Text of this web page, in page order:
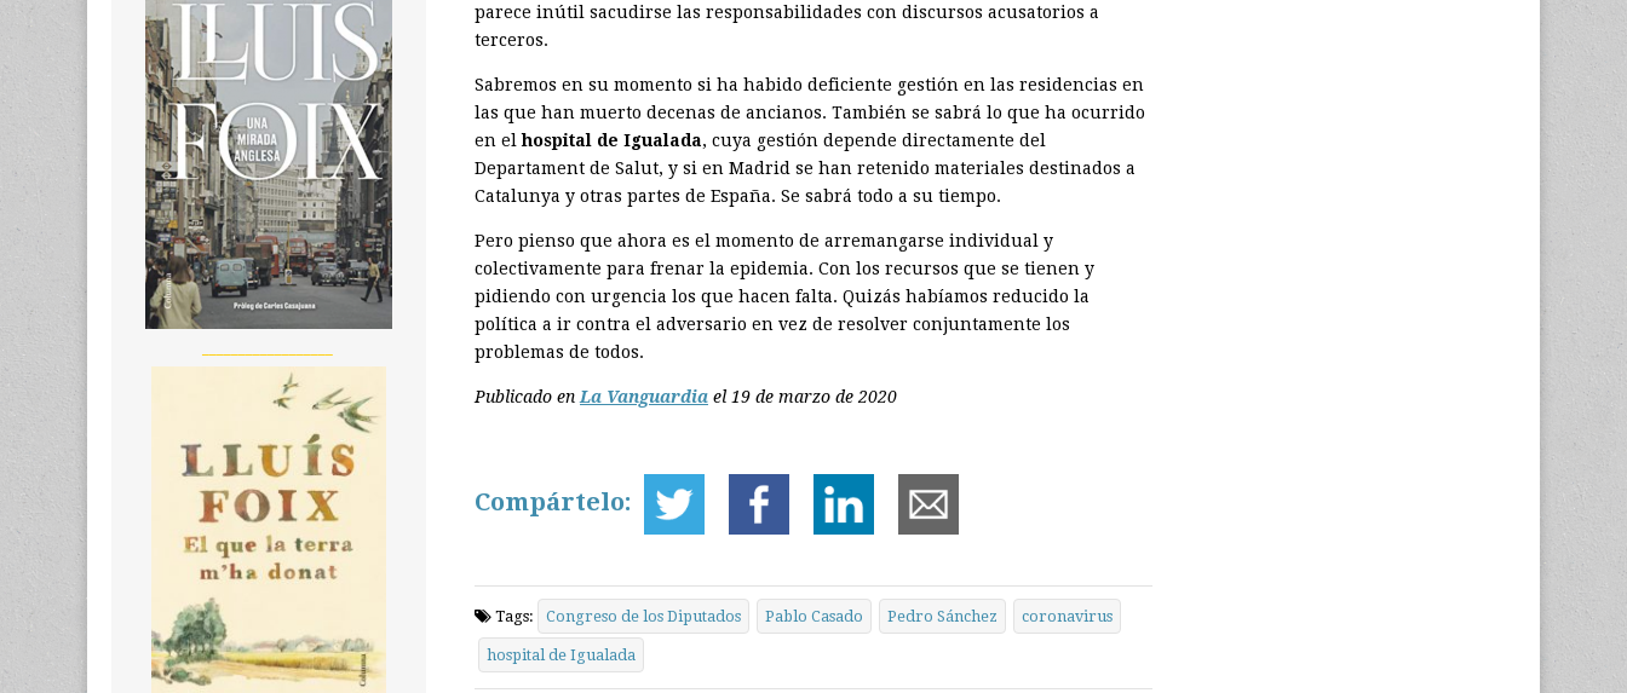
parece inútil sacudirse las responsabilidades con discursos acusatorios a
terceros.
Sabremos en su momento si ha habido deficiente gestión en las residencias en
las que han muerto decenas de ancianos. También se sabrá lo que ha ocurrido
en elhospital de Igualada, cuya gestión depende directamente del
Departament de Salut, y si en Madrid se han retenido materiales destinados a
Catalunya y otras partes de España. Se sabrá todo a su tiempo.
Pero pienso que ahora es el momento de arremangarse individual y
colectivamente para frenar la epidemia. Con los recursos que se tienen y
pidiendo con urgencia los que hacen falta. Quizás habíamos reducido la
política a ir contra el adversario en vez de resolver conjuntamente los
problemas de todos.
Publicado en La Vanguardia el 19 de marzo de 2020
Compártelo:
Tags: Congreso de los Diputados Pablo Casado Pedro Sánchez coronavirus
hospital de Igualada